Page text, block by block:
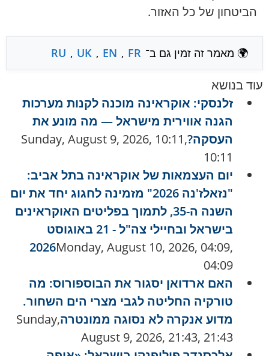
הביטחון של כל האזור.
🌍 מאמר זה זמין גם ב־ RU , UK , EN , FR
עוד בנושא
זלנסקי: אוקראינה מוכנה לקנות מערכות
הגנה אווירית מישראל — מה מונע את
העסקה?Sunday, August 9, 2026, 10:11,
10:11
יום העצמאות של אוקראינה בתל אביב:
"נזאלז'נה 2026" מזמינה לחגוג יחד את יום
השנה ה-35, לתמוך בפליטים האוקראינים
בישראל ובחיילי צה"ל - 21 באוגוסט
2026Monday, August 10, 2026, 04:09,
04:09
האם ארדואן יסגור את הבוספורוס: מה
טורקיה החליטה לגבי מצרי הים השחור.
מדוע אנקרה לא נסוגה ממונטרהSunday,
August 9, 2026, 21:43, 21:43